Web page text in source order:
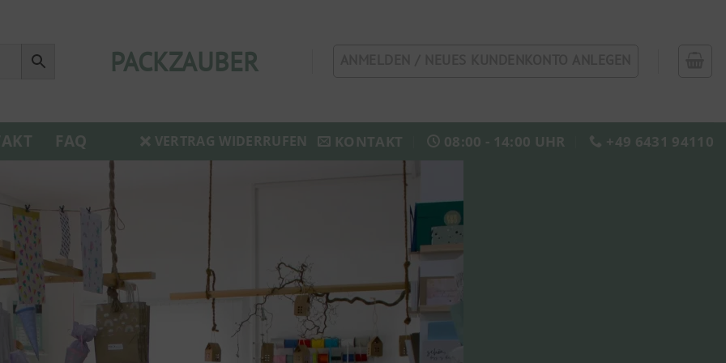
PACKZAUBER
FAQ VERTRAG WIDERRUFEN KONTAKT 08:00 - 14:00 UHR +49 6431 94110